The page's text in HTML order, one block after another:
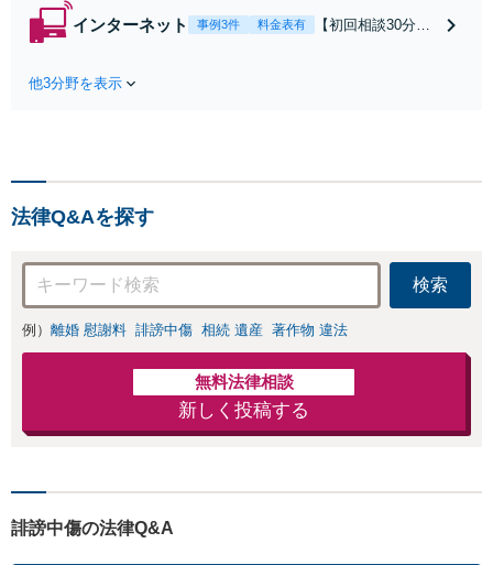
れたら、サインす
インターネット 事例3件 料金表有
【初回相談30分無
お店の風評被害対
応可：開示請求の
意見照会が来たと
きの対処法、被害
者との示談交渉
他3分野を表示
法律Q&Aを探す
検索
例） 離婚 慰謝料 誹謗中傷 相続 遺産 著作物 違法
無料法律相談
新しく投稿する
誹謗中傷の法律Q&A